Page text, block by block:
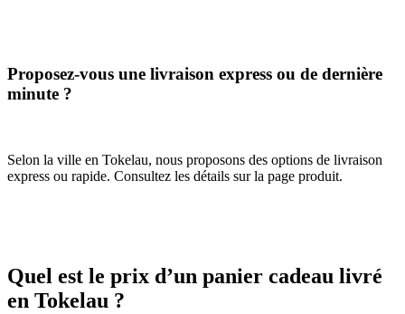
Proposez-vous une livraison express ou de dernière
minute ?
Selon la ville en Tokelau, nous proposons des options de livraison
express ou rapide. Consultez les détails sur la page produit.
Quel est le prix d’un panier cadeau livré
en Tokelau ?